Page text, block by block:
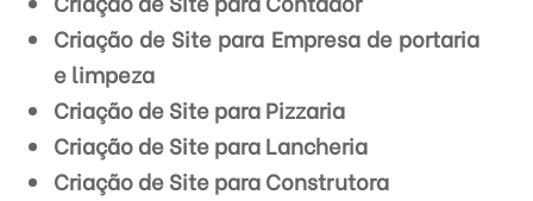
Criação de Site para Empresa de portaria
e limpeza
Criação de Site para Pizzaria
Criação de Site para Lancheria
Criação de Site para Construtora